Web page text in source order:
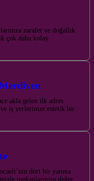
zarafet ve doğallık
çok daha kolay.
akla gelen ilk adres
iş yerlerinize estetik bir
dört bir yanına
mekanlarınıza değer